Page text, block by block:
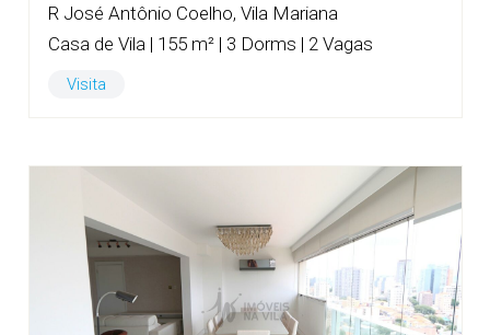
R José Antônio Coelho, Vila Mariana
Casa de Vila | 155 m² | 3 Dorms | 2 Vagas
Visita